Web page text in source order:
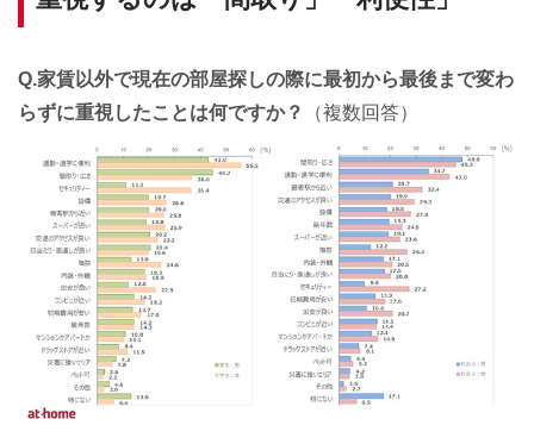
Q.家賃以外で現在の部屋探しの際に最初から最後まで変わ
らずに重視したことは何ですか？
（複数回答）